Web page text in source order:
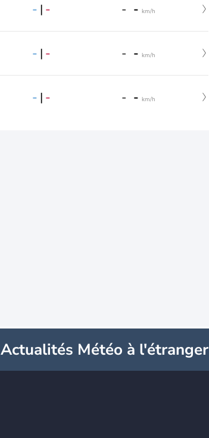
- | - - - km/h
- | - - - km/h
- | - - - km/h
Actualités Météo à l'étranger